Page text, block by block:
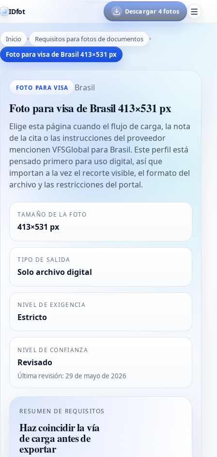
IDfot Descargar 4 fotos
Inicio
Requisitos para fotos de documentos
Foto para visa de Brasil 413×531 px
FOTO PARA VISA Brasil
Foto para visa de Brasil 413×531 px
Elige esta página cuando el flujo de carga, la nota
de la cita o las instrucciones del proveedor
mencionen VFSGlobal para Brasil. Este perfil está
pensado primero para uso digital, así que
importan a la vez el recorte visible, el formato del
archivo y las restricciones del portal.
TAMAÑO DE LA FOTO
413×531 px
TIPO DE SALIDA
Solo archivo digital
NIVEL DE EXIGENCIA
Estricto
NIVEL DE CONFIANZA
Revisado
Última revisión:29 de mayo de 2026
RESUMEN DE REQUISITOS
Haz coincidir la vía
de carga antes de
exportar